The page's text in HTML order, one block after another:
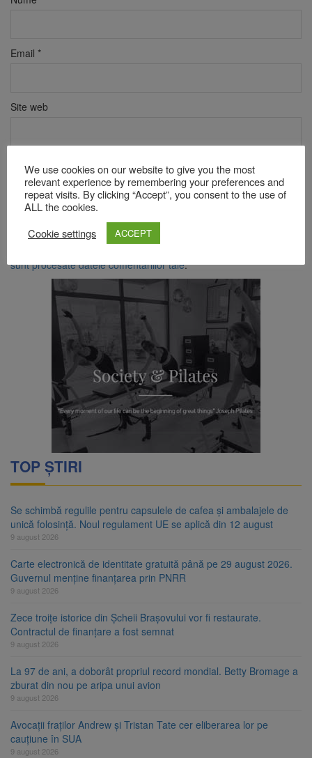
Email *
Site web
Verificare anti-robot
Click pentru a începe verificarea
FriendlyCaptcha ⇗
sunt procesate datele comentariilor tale.
TOP ȘTIRI
Se schimbă regulile pentru capsulele de cafea și ambalajele de
unică folosință. Noul regulament UE se aplică din 12 august
9 august 2026
Carte electronică de identitate gratuită până pe 29 august 2026.
Guvernul menține finanțarea prin PNRR
9 august 2026
Zece troițe istorice din Șcheii Brașovului vor fi restaurate.
Contractul de finanțare a fost semnat
9 august 2026
La 97 de ani, a doborât propriul record mondial. Betty Bromage a
zburat din nou pe aripa unui avion
9 august 2026
Avocații fraților Andrew și Tristan Tate cer eliberarea lor pe
cauțiune în SUA
9 august 2026
We use cookies on our website to give you the most
relevant experience by remembering your preferences and
repeat visits. By clicking “Accept”, you consent to the use of
ALL the cookies.
Cookie settings
ACCEPT